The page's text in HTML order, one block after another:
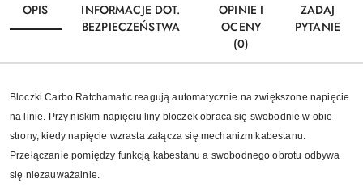
OPIS
INFORMACJE DOT.
BEZPIECZEŃSTWA
OPINIE I
OCENY
(0)
ZADAJ
PYTANIE
Bloczki Carbo Ratchamatic reagują automatycznie na zwiększone napięcie
na linie. Przy niskim napięciu liny bloczek obraca się swobodnie w obie
strony, kiedy napięcie wzrasta załącza się mechanizm kabestanu.
Przełączanie pomiędzy funkcją kabestanu a swobodnego obrotu odbywa
się niezauważalnie.